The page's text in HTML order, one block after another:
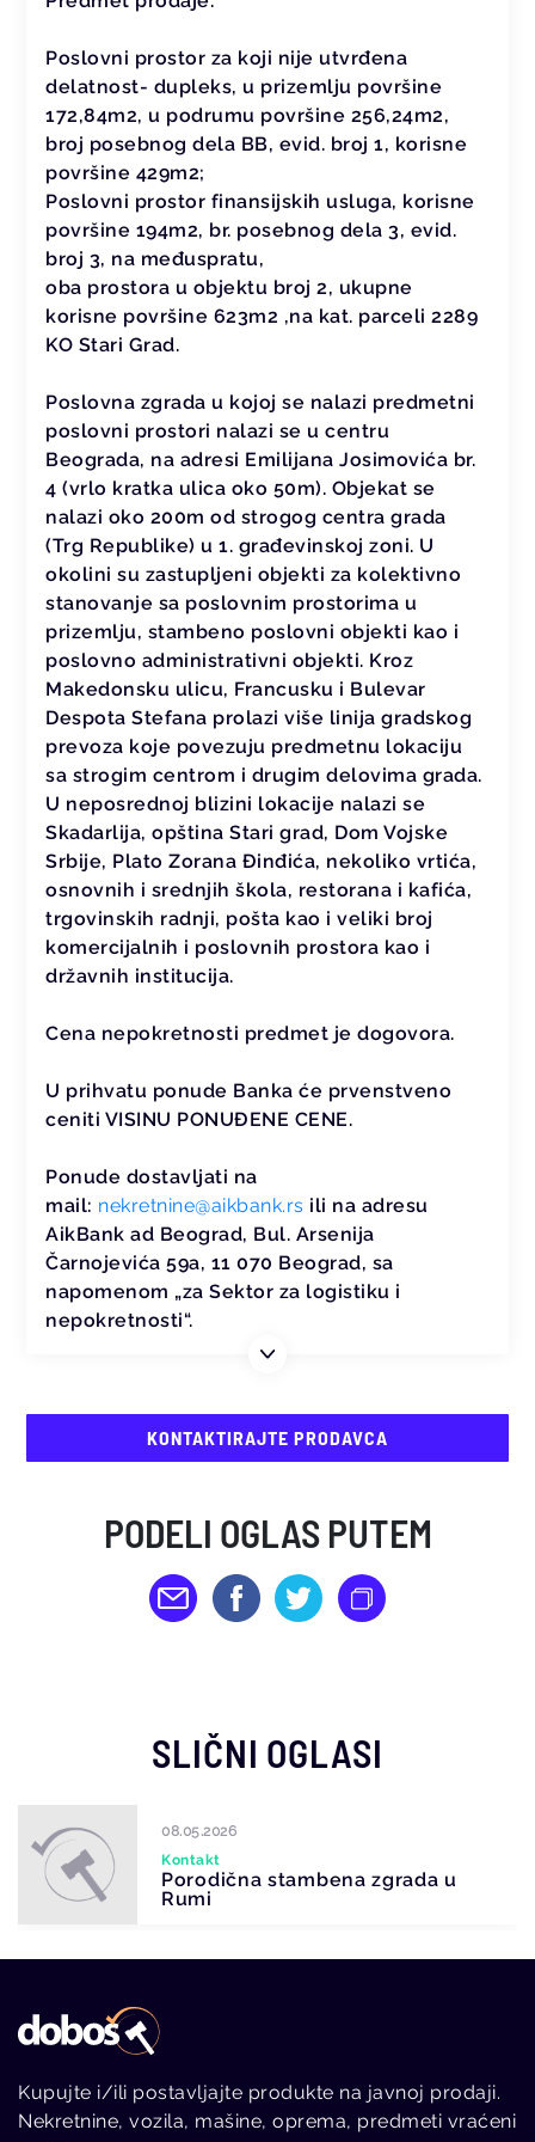
Poslovni prostor za koji nije utvrđena
delatnost- dupleks, u prizemlju površine
172,84m2, u podrumu površine 256,24m2,
broj posebnog dela BB, evid. broj 1, korisne
površine 429m2;
Poslovni prostor finansijskih usluga, korisne
površine 194m2, br. posebnog dela 3, evid.
broj 3, na međuspratu,
oba prostora u objektu broj 2, ukupne
korisne površine 623m2 ,na kat. parceli 2289
KO Stari Grad.
Poslovna zgrada u kojoj se nalazi predmetni
poslovni prostori nalazi se u centru
Beograda, na adresi Emilijana Josimovića br.
4 (vrlo kratka ulica oko 50m). Objekat se
nalazi oko 200m od strogog centra grada
(Trg Republike) u 1. građevinskoj zoni. U
okolini su zastupljeni objekti za kolektivno
stanovanje sa poslovnim prostorima u
prizemlju, stambeno poslovni objekti kao i
poslovno administrativni objekti. Kroz
Makedonsku ulicu, Francusku i Bulevar
Despota Stefana prolazi više linija gradskog
prevoza koje povezuju predmetnu lokaciju
sa strogim centrom i drugim delovima grada.
U neposrednoj blizini lokacije nalazi se
Skadarlija, opština Stari grad, Dom Vojske
Srbije, Plato Zorana Đinđića, nekoliko vrtića,
osnovnih i srednjih škola, restorana i kafića,
trgovinskih radnji, pošta kao i veliki broj
komercijalnih i poslovnih prostora kao i
državnih institucija.
Cena nepokretnosti predmet je dogovora.
U prihvatu ponude Banka će prvenstveno
ceniti VISINU PONUĐENE CENE.
Ponude dostavljati na
mail: nekretnine@aikbank.rs ili na adresu
AikBank ad Beograd, Bul. Arsenija
Čarnojevića 59a, 11 070 Beograd, sa
napomenom „za Sektor za logistiku i
nepokretnosti“.
KONTAKTIRAJTE PRODAVCA
PODELI OGLAS PUTEM
SLIČNI OGLASI
08.05.2026
Kontakt
Porodična stambena zgrada u
Rumi
Kupujte i/ili postavljajte produkte na javnoj prodaji.
Nekretnine, vozila, mašine, oprema, predmeti vraćeni